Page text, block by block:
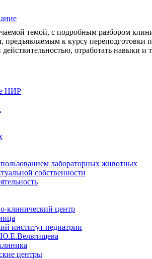
НИР
лабораторных животных
собственности
клинический центр
институт педиатрии
Ю.Е.Вельтищева
центры
темой, с подробным разбором
предъявляемым к курсу переподготовки
отработать навыки и